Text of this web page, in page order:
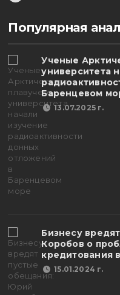
Популярная
Ученые
университета
Баренцевом
13.07.2025 г.
Бизнесу
Коробов о
кредитования
15.01.2024 г.